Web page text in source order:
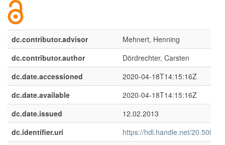
dc.contributor.advisor
Mehnert, Henning
dc.contributor.author
Dördrechter, Carsten
dc.date.accessioned
2020-04-18T14:15:16Z
dc.date.available
2020-04-18T14:15:16Z
dc.date.issued
12.02.2013
dc.identifier.uri
https://hdl.handle.net/